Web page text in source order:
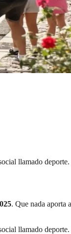
llamado
. Que nada aporta
llamado